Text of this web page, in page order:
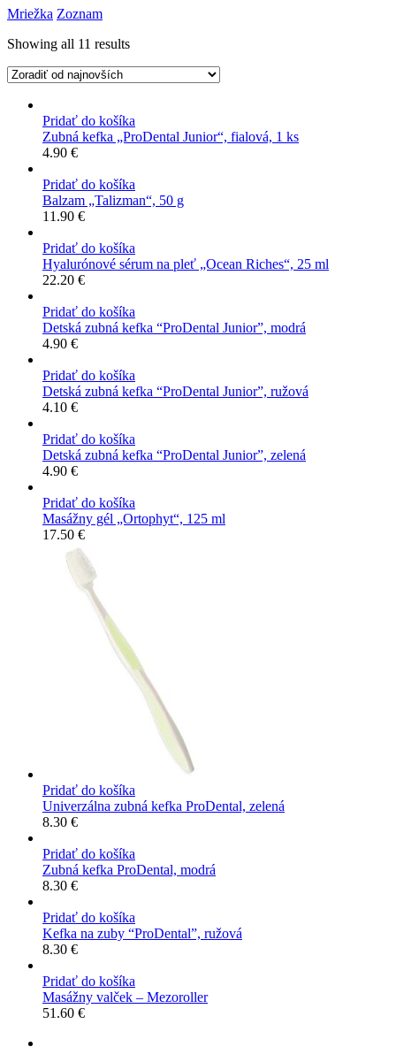
Mriežka Zoznam
Showing all 11 results
Pridať do košíka
Zubná kefka „ProDental Junior“, fialová, 1 ks
4.90 €
Pridať do košíka
Balzam „Talizman“, 50 g
11.90 €
Pridať do košíka
Hyalurónové sérum na pleť „Ocean Riches“, 25 ml
22.20 €
Pridať do košíka
Detská zubná kefka “ProDental Junior”, modrá
4.90 €
Pridať do košíka
Detská zubná kefka “ProDental Junior”, ružová
4.10 €
Pridať do košíka
Detská zubná kefka “ProDental Junior”, zelená
4.90 €
Pridať do košíka
Masážny gél „Ortophyt“, 125 ml
17.50 €
Pridať do košíka
Univerzálna zubná kefka ProDental, zelená
8.30 €
Pridať do košíka
Zubná kefka ProDental, modrá
8.30 €
Pridať do košíka
Kefka na zuby “ProDental”, ružová
8.30 €
Pridať do košíka
Masážny valček – Mezoroller
51.60 €